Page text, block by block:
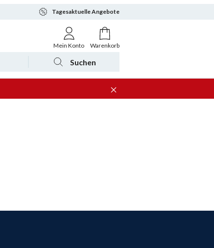
Tagesaktuelle Angebote
Mein Konto Warenkorb
Suchen